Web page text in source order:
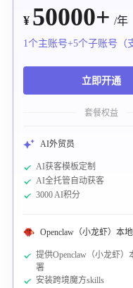
¥ 50000+ /年
1个主账号+5个子账号（
立即开通
套餐权益
AI外贸员
AI获客模板定制
AI全托管自动获客
3000 AI积分
Openclaw（小龙虾）本
提供Openclaw（小龙虾）
署
安装跨境魔方skills